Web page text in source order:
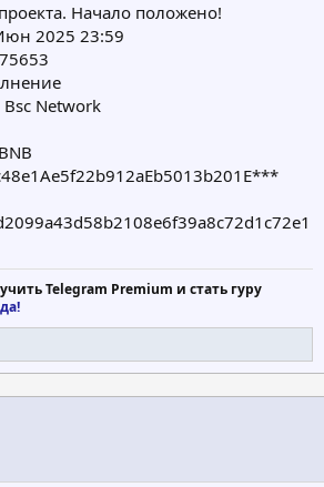
Начало положено!
2025 23:59
Network
Telegram Premium и стать гуру